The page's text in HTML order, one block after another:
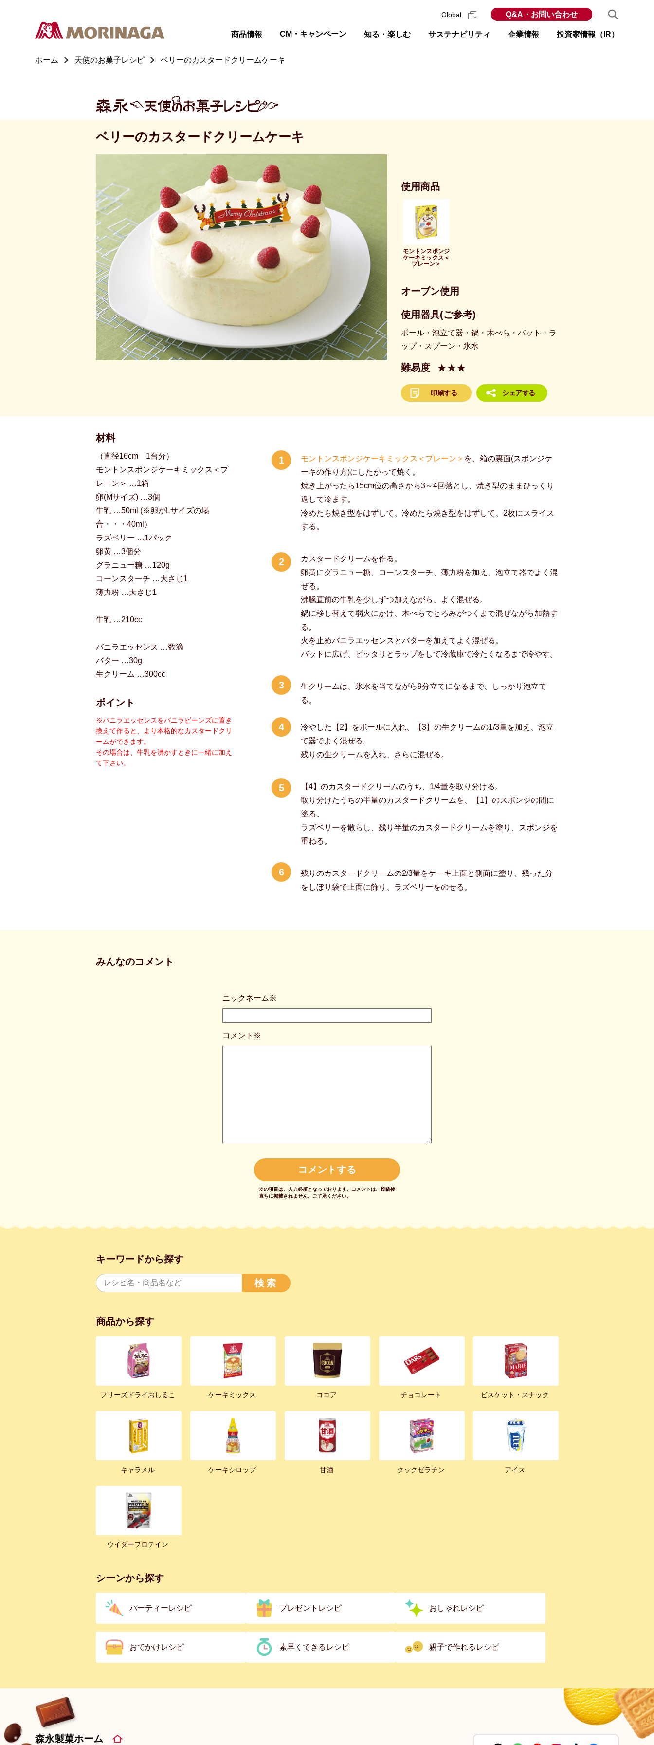
商品情報 CM・キャンペーン 知る・楽しむ サステナビリティ 企業情報 投資家情報（IR）
Global Q&A・お問い合わせ
ホーム 天使のお菓子レシピ ベリーのカスタードクリームケーキ
ベリーのカスタードクリームケーキ
使用商品
モントンスポンジ
ケーキミックス＜
プレーン＞
オーブン使用
使用器具(ご参考)
ボール・泡立て器・鍋・木べら・バット・ラ
ップ・スプーン・氷水
難易度 ★★★
印刷する シェアする
材料
（直径16cm 1台分）
モントンスポンジケーキミックス＜プ
レーン＞ …1箱
卵(Mサイズ) …3個
牛乳 …50ml (※卵がLサイズの場
合・・・40ml）
ラズベリー …1パック
卵黄 …3個分
グラニュー糖 …120g
コーンスターチ …大さじ1
薄力粉 …大さじ1
牛乳 …210cc
バニラエッセンス …数滴
バター …30g
生クリーム …300cc
ポイント
※バニラエッセンスをバニラビーンズに置き
換えて作ると、より本格的なカスタードクリ
ームができます。
その場合は、牛乳を沸かすときに一緒に加え
て下さい。
1 モントンスポンジケーキミックス＜プレーン＞ を、箱の裏面(スポンジケ
ーキの作り方)にしたがって焼く。
焼き上がったら15cm位の高さから3～4回落とし、焼き型のままひっくり
返して冷ます。
冷めたら焼き型をはずして、冷めたら焼き型をはずして、2枚にスライス
する。
2
カスタードクリームを作る。
卵黄にグラニュー糖、コーンスターチ、薄力粉を加え、泡立て器でよく混
ぜる。
沸騰直前の牛乳を少しずつ加えながら、よく混ぜる。
鍋に移し替えて弱火にかけ、木べらでとろみがつくまで混ぜながら加熱す
る。
火を止めバニラエッセンスとバターを加えてよく混ぜる。
バットに広げ、ピッタリとラップをして冷蔵庫で冷たくなるまで冷やす。
3
生クリームは、氷水を当てながら9分立てになるまで、しっかり泡立て
る。
4
冷やした【2】をボールに入れ、【3】の生クリームの1/3量を加え、泡立
て器でよく混ぜる。
残りの生クリームを入れ、さらに混ぜる。
5
【4】のカスタードクリームのうち、1/4量を取り分ける。
取り分けたうちの半量のカスタードクリームを、【1】のスポンジの間に
塗る。
ラズベリーを散らし、残り半量のカスタードクリームを塗り、スポンジを
重ねる。
6
残りのカスタードクリームの2/3量をケーキ上面と側面に塗り、残った分
をしぼり袋で上面に飾り、ラズベリーをのせる。
みんなのコメント
ニックネーム※
コメント※
※の項目は、入力必須となっております。 コメントは、投稿後
直ちに掲載されません。 ご了承ください。
キーワードから探す
検索
商品から探す
フリーズドライおしるこ ケーキミックス ココア チョコレート ビスケット・スナック
キャラメル ケーキシロップ 甘酒 クックゼラチン アイス
ウイダープロテイン
シーンから探す
パーティーレシピ プレゼントレシピ おしゃれレシピ
おでかけレシピ 素早くできるレシピ 親子で作れるレシピ
森永製菓ホーム